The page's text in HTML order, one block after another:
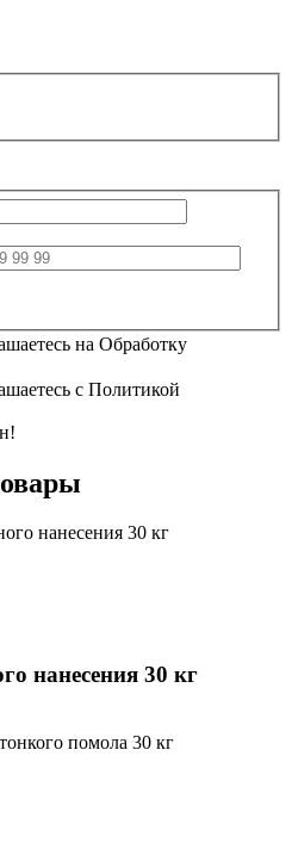
на Обработку
с Политикой
нанесения 30 кг